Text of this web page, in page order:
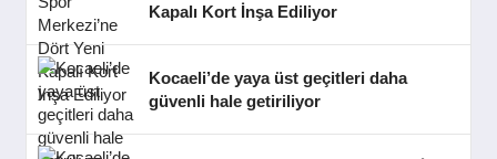
Kapalı Kort İnşa Ediliyor
Kocaeli’de yaya üst geçitleri daha
güvenli hale getiriliyor